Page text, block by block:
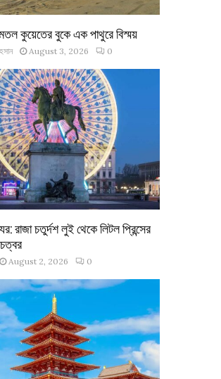
কুয়েতের বুকে এক পাথুরে বিস্ময়
August 3, 2026 0
রাজা চতুর্দশ লুই থেকে লিটল প্রিন্সের
August 2, 2026 0